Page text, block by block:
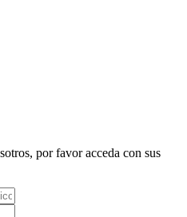
por favor acceda con sus